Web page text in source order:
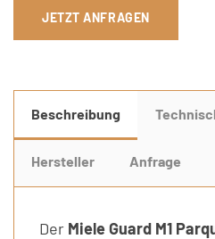
JETZT ANFRAGEN
Beschreibung
Hersteller Anfrage
Der Miele Guard M1